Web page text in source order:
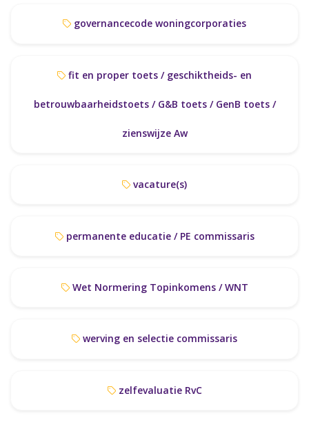
governancecode woningcorporaties
betrouwbaarheidstoets / G&B toets / GenB toets /
zienswijze Aw
vacature(s)
permanente educatie / PE commissaris
Wet Normering Topinkomens / WNT
werving en selectie commissaris
zelfevaluatie RvC